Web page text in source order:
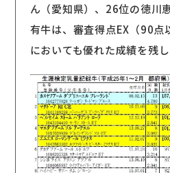
ん（愛知県）、26位の徳川
有牛は、審査得点EX（90点
においても優れた成績を残し